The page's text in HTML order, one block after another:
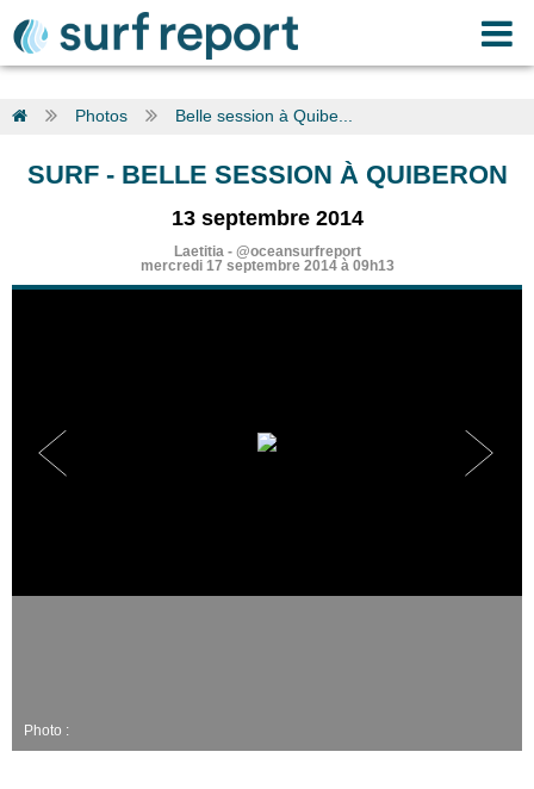
Photos Belle session à Quibe...
SURF- BELLE SESSION À QUIBERON
13 septembre 2014
Laetitia - @oceansurfreport
mercredi 17 septembre 2014 à 09h13
Photo :